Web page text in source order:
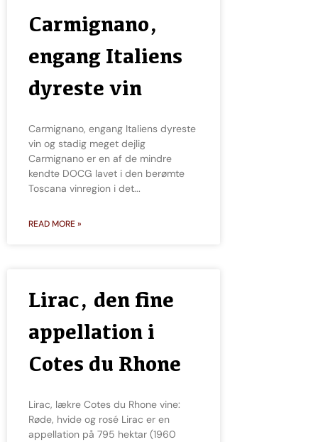
Carmignano,
engang Italiens
dyreste vin
Carmignano, engang Italiens dyreste
vin og stadig meget dejlig
Carmignano er en af ​​de mindre
kendte DOCG lavet i den berømte
Toscana vinregion i det
READ MORE »
Lirac, den fine
appellation i
Cotes du Rhone
Lirac, lækre Cotes du Rhone vine:
Røde, hvide og rosé Lirac er en
appellation på 795 hektar (1960